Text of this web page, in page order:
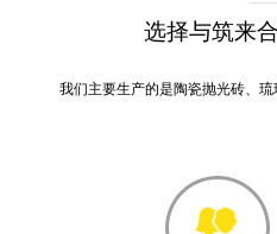
选择与筑来
我们主要生产的是陶瓷抛光砖、